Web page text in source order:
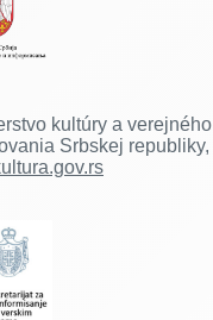
kultúry a verejného
Srbskej republiky,